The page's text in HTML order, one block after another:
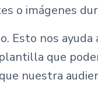
o imágenes
Esto nos ayuda
que
nuestra